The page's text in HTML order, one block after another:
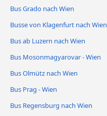
Bus Grado nach Wien
Busse von Klagenfurt nach Wien
Bus ab Luzern nach Wien
Bus Mosonmagyarovar - Wien
Bus Olmütz nach Wien
Bus Prag - Wien
Bus Regensburg nach Wien